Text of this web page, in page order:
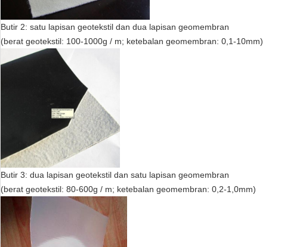
Butir 2: satu lapisan geotekstil dan dua lapisan geomembran
(berat geotekstil: 100-1000g / m; ketebalan geomembran: 0,1-10mm)
Butir 3: dua lapisan geotekstil dan satu lapisan geomembran
(berat geotekstil: 80-600g / m; ketebalan geomembran: 0,2-1,0mm)